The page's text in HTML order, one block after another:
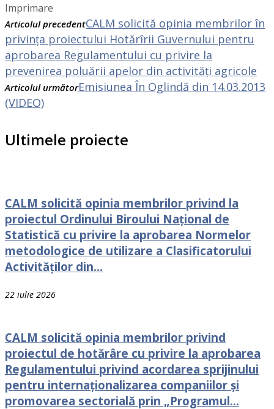
Imprimare
Articolul precedentCALM solicită opinia membrilor în
privința proiectului Hotărîrii Guvernului pentru
aprobarea Regulamentului cu privire la
prevenirea poluării apelor din activităţi agricole
Articolul următorEmisiunea În Oglindă din 14.03.2013
(VIDEO)
Ultimele proiecte
CALM solicită opinia membrilor privind la
proiectul Ordinului Biroului Național de
Statistică cu privire la aprobarea Normelor
metodologice de utilizare a Clasificatorului
Activităților din...
22 iulie 2026
CALM solicită opinia membrilor privind
proiectul de hotărâre cu privire la aprobarea
Regulamentului privind acordarea sprijinului
pentru internaționalizarea companiilor și
promovarea sectorială prin „Programul...